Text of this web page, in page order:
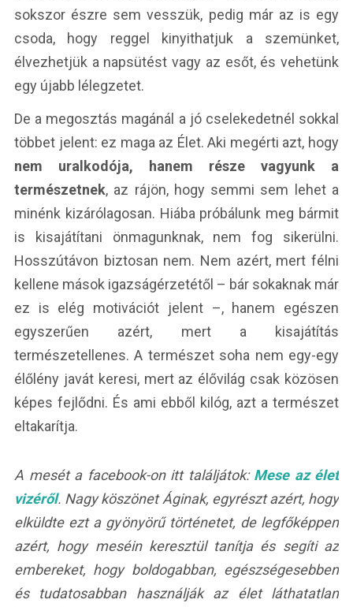
sokszor észre sem vesszük, pedig már az is egy
csoda, hogy reggel kinyithatjuk a szemünket,
élvezhetjük a napsütést vagy az esőt, és vehetünk
egy újabb lélegzetet.
De a megosztás magánál a jó cselekedetnél sokkal
többet jelent: ez maga az Élet. Aki megérti azt, hogy
nem uralkodója, hanem része vagyunk a
természetnek, az rájön, hogy semmi sem lehet a
minénk kizárólagosan. Hiába próbálunk meg bármit
is kisajátítani önmagunknak, nem fog sikerülni.
Hosszútávon biztosan nem. Nem azért, mert félni
kellene mások igazságérzetétől – bár sokaknak már
ez is elég motivációt jelent –, hanem egészen
egyszerűen azért, mert a kisajátítás
természetellenes. A természet soha nem egy-egy
élőlény javát keresi, mert az élővilág csak közösen
képes fejlődni. És ami ebből kilóg, azt a természet
eltakarítja.
A mesét a facebook-on itt találjátok: Mese az élet
vizéről. Nagy köszönet Áginak, egyrészt azért, hogy
elküldte ezt a gyönyörű történetet, de legfőképpen
azért, hogy meséin keresztül tanítja és segíti az
embereket, hogy boldogabban, egészségesebben
és tudatosabban használják az élet láthatatlan